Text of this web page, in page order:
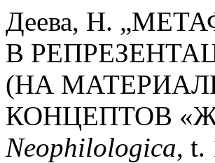
Деева, Н.
В
(НА
КОНЦЕПТОВ
Neophilologica, t.